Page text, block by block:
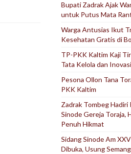
Bupati Zadrak Ajak
untuk Putus Mata
Warga Antusias Ikut
Kesehatan Gratis di
TP-PKK Kaltim Kaji
Tata Kelola dan
Pesona Ollon Tana
PKK Kaltim
Zadrak Tombeg Hadiri
Sinode Gereja Toraja,
Penuh Hikmat
Sidang Sinode Am
Dibuka, Usung